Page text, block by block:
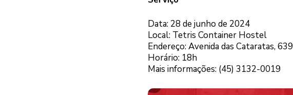
Data: 28 de junho de 2024
Local: Tetris Container Hostel
Endereço: Avenida das Cataratas, 639
Horário: 18h
Mais informações: (45) 3132-0019